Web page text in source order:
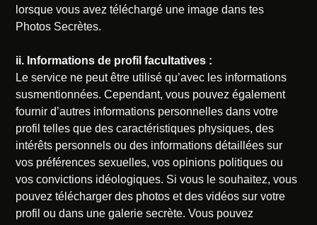
lorsque vous avez téléchargé une image dans tes
Photos Secrètes.
ii. Informations de profil facultatives :
Le service ne peut être utilisé qu’avec les informations
susmentionnées. Cependant, vous pouvez également
fournir d’autres informations personnelles dans votre
profil telles que des caractéristiques physiques, des
intérêts personnels ou des informations détaillées sur
vos préférences sexuelles, vos opinions politiques ou
vos convictions idéologiques. Si vous le souhaitez, vous
pouvez télécharger des photos et des vidéos sur votre
profil ou dans une galerie secrète. Vous pouvez